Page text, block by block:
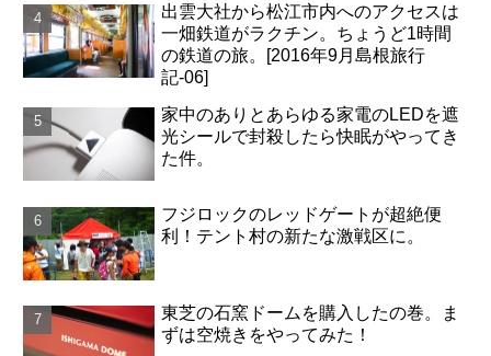
出雲大社から松江市内へのアクセスは
一畑鉄道がラクチン。ちょうど1時間
の鉄道の旅。[2016年9月島根旅行
記-06]
家中のありとあらゆる家電のLEDを遮
光シールで封殺したら快眠がやってき
た件。
フジロックのレッドゲートが超絶便
利！テント村の新たな激戦区に。
東芝の石窯ドームを購入したの巻。ま
ずは空焼きをやってみた！